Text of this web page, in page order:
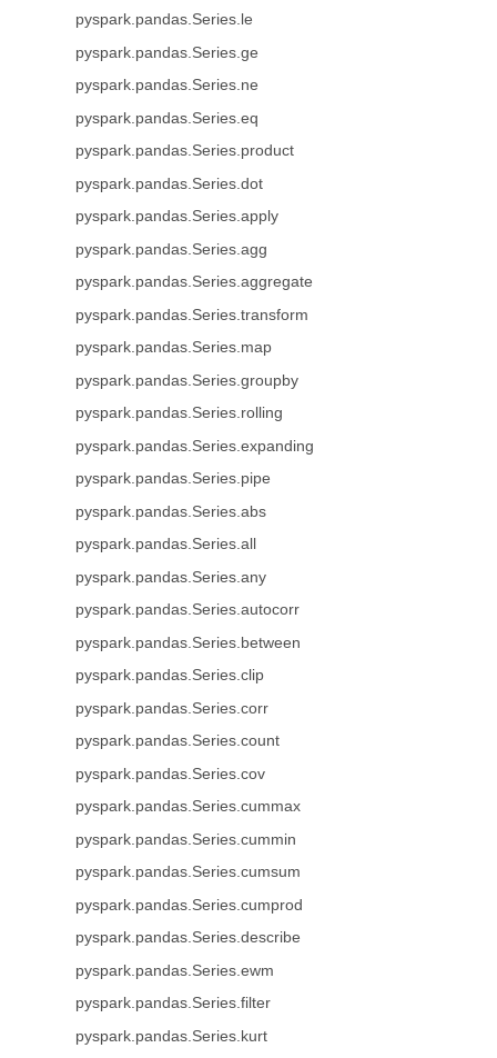
pyspark.pandas.Series.le
pyspark.pandas.Series.ge
pyspark.pandas.Series.ne
pyspark.pandas.Series.eq
pyspark.pandas.Series.product
pyspark.pandas.Series.dot
pyspark.pandas.Series.apply
pyspark.pandas.Series.agg
pyspark.pandas.Series.aggregate
pyspark.pandas.Series.transform
pyspark.pandas.Series.map
pyspark.pandas.Series.groupby
pyspark.pandas.Series.rolling
pyspark.pandas.Series.expanding
pyspark.pandas.Series.pipe
pyspark.pandas.Series.abs
pyspark.pandas.Series.all
pyspark.pandas.Series.any
pyspark.pandas.Series.autocorr
pyspark.pandas.Series.between
pyspark.pandas.Series.clip
pyspark.pandas.Series.corr
pyspark.pandas.Series.count
pyspark.pandas.Series.cov
pyspark.pandas.Series.cummax
pyspark.pandas.Series.cummin
pyspark.pandas.Series.cumsum
pyspark.pandas.Series.cumprod
pyspark.pandas.Series.describe
pyspark.pandas.Series.ewm
pyspark.pandas.Series.filter
pyspark.pandas.Series.kurt